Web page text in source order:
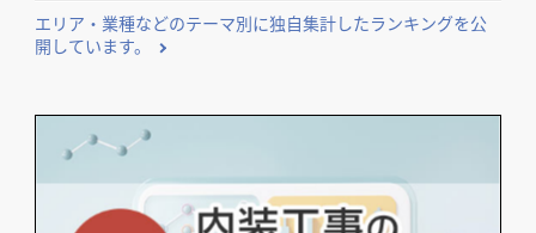
エリア・業種などのテーマ別に独自集計したランキングを公
開しています。